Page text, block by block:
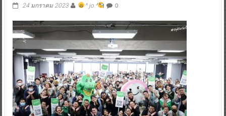
24 มกราคม 2023 ^ jo ^ 0